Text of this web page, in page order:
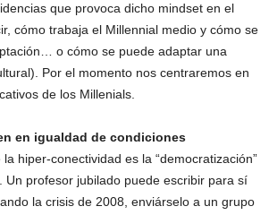
que provoca dicho mindset en el
cómo trabaja el Millennial medio y cómo se
o cómo se puede adaptar una
Por el momento nos centraremos en
de los Millenials.
en igualdad de condiciones
hiper-conectividad es la “democratización”
Un profesor jubilado puede escribir para sí
la crisis de 2008, enviárselo a un grupo